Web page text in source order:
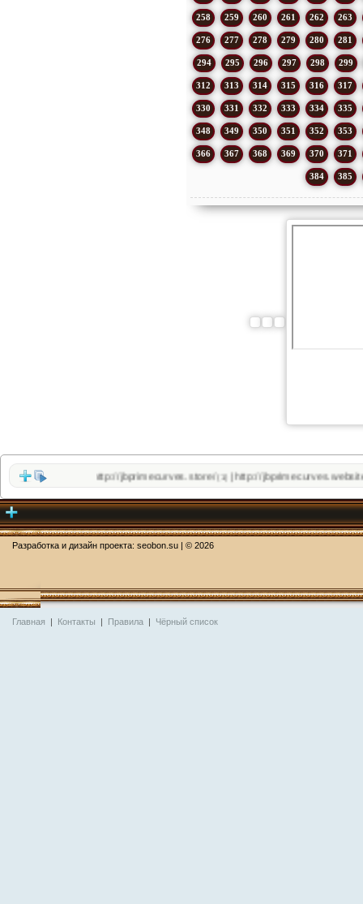
258 259 260 261 262 263
276 277 278 279 280 281
294 295 296 297 298 299
312 313 314 315 316 317
330 331 332 333 334 335
348 349 350 351 352 353
366 367 368 369 370 371
384 385
http://jbprimecurves.store/(1)|http://jbprimecurves.website/(1)
Разработка и дизайн проекта: seobon.su | © 2026
Главная | Контакты | Правила | Чёрный список